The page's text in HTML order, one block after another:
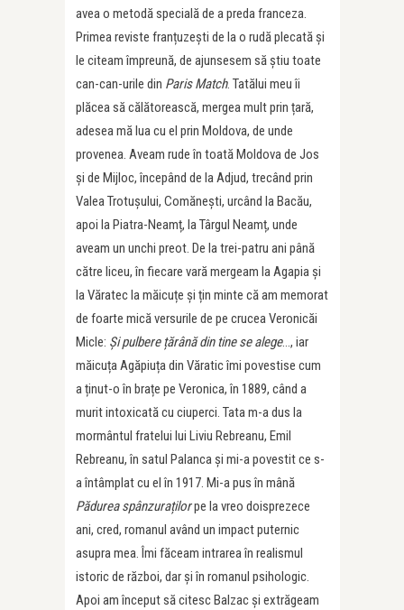
avea o metodă specială de a preda franceza.
Primea reviste franțuzești de la o rudă plecată și
le citeam împreună, de ajunsesem să știu toate
can-can-urile din Paris Match. Tatălui meu îi
plăcea să călătorească, mergea mult prin țară,
adesea mă lua cu el prin Moldova, de unde
provenea. Aveam rude în toată Moldova de Jos
și de Mijloc, începând de la Adjud, trecând prin
Valea Trotușului, Comănești, urcând la Bacău,
apoi la Piatra-Neamț, la Târgul Neamț, unde
aveam un unchi preot. De la trei-patru ani până
către liceu, în fiecare vară mergeam la Agapia și
la Văratec la măicuțe și țin minte că am memorat
de foarte mică versurile de pe crucea Veronicăi
Micle: Și pulbere țărână din tine se alege…, iar
măicuța Agăpiuța din Văratic îmi povestise cum
a ținut-o în brațe pe Veronica, în 1889, când a
murit intoxicată cu ciuperci. Tata m-a dus la
mormântul fratelui lui Liviu Rebreanu, Emil
Rebreanu, în satul Palanca și mi-a povestit ce s-
a întâmplat cu el în 1917. Mi-a pus în mână
Pădurea spânzurațilorpe la vreo doisprezece
ani, cred, romanul având un impact puternic
asupra mea. Îmi făceam intrarea în realismul
istoric de război, dar și în romanul psihologic.
Apoi am început să citesc Balzac și extrăgeam